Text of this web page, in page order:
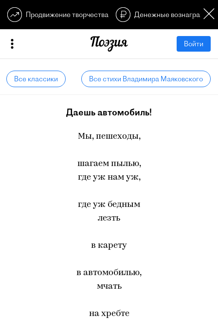
Продвижение творчества Денежные
Войти
Все классики Все стихи Владимира Маяковского
Даешь автомобиль!
Мы, пешеходы,
шагаем пылью,
где уж нам уж,
где уж бедным
лезть
в карету
в автомобилью,
мчать
на хребте